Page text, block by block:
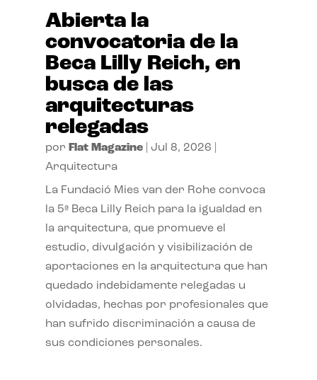
Abierta la
convocatoria de la
Beca Lilly Reich, en
busca de las
arquitecturas
relegadas
por Flat Magazine| Jul 8, 2026
Arquitectura
La Fundació Mies van der Rohe convoca
la 5ª Beca Lilly Reich para la igualdad en
la arquitectura, que promueve el
estudio, divulgación y visibilización de
aportaciones en la arquitectura que han
quedado indebidamente relegadas u
olvidadas, hechas por profesionales que
han sufrido discriminación a causa de
sus condiciones personales.